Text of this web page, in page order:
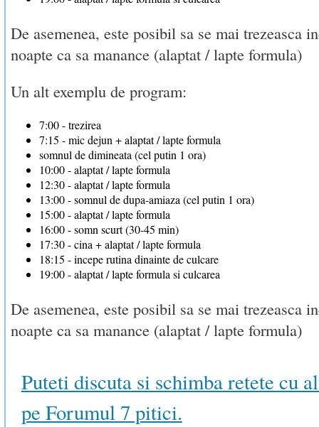
De asemenea, este posibil sa se mai trezeasca
noapte ca sa manance (alaptat / lapte formula)
Un alt exemplu de program:
7:00 - trezirea
7:15 - mic dejun + alaptat / lapte formula
somnul de dimineata (cel putin 1 ora)
10:00 - alaptat / lapte formula
12:30 - alaptat / lapte formula
13:00 - somnul de dupa-amiaza (cel putin 1 ora)
15:00 - alaptat / lapte formula
16:00 - somn scurt (30-45 min)
17:30 - cina + alaptat / lapte formula
18:15 - incepe rutina dinainte de culcare
19:00 - alaptat / lapte formula si culcarea
De asemenea, este posibil sa se mai trezeasca
noapte ca sa manance (alaptat / lapte formula)
Puteti discuta si schimba retete cu
pe Forumul 7 pitici.